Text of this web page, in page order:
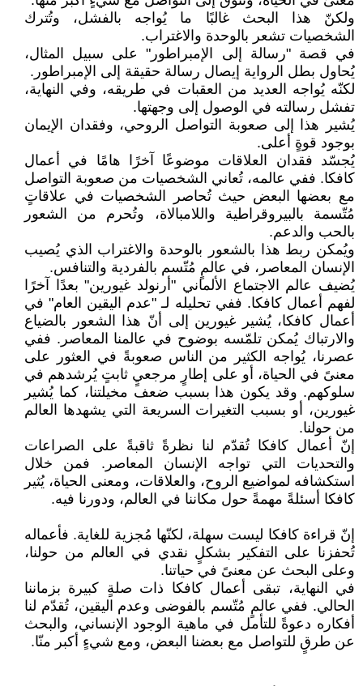
ولكنّ هذا البحث غالبًا ما يُواجه بالفشل، وتُترك
الشخصيات تشعر بالوحدة والاغتراب.
في قصة "رسالة إلى الإمبراطور" على سبيل المثال،
يُحاول بطل الرواية إيصال رسالة حقيقة إلى الإمبراطور.
لكنّه يُواجه العديد من العقبات في طريقه، وفي النهاية،
تفشل رسالته في الوصول إلى وجهتها.
يُشير هذا إلى صعوبة التواصل الروحي، وفقدان الإيمان
بوجود قوةٍ أعلى.
يُجسّد فقدان العلاقات موضوعًا آخرًا هامًا في أعمال
كافكا. ففي عالمه، تُعاني الشخصيات من صعوبة التواصل
مع بعضها البعض حيث تُحاصر الشخصيات في علاقاتٍ
مُتّسمة بالبيروقراطية واللامبالاة، وتُحرم من الشعور
بالحب والدعم.
ويُمكن ربط هذا بالشعور بالوحدة والاغتراب الذي يُصيب
الإنسان المعاصر، في عالمٍ مُتّسم بالفردية والتنافس.
يُضيف عالم الاجتماع الألماني "أرنولد غيورين" بعدًا آخرًا
لفهم أعمال كافكا. ففي تحليله لـ "عدم اليقين العام" في
أعمال كافكا، يُشير غيورين إلى أنّ هذا الشعور بالضياع
والارتباك يُمكن تلمّسه بوضوح في عالمنا المعاصر. ففي
عصرنا، يُواجه الكثير من الناس صعوبةً في العثور على
معنىً في الحياة، أو على إطارٍ مرجعيٍ ثابتٍ يُرشدهم في
سلوكهم. وقد يكون هذا بسبب ضعف مخيلتنا، كما يُشير
غيورين، أو بسبب التغيرات السريعة التي يشهدها العالم
من حولنا.
إنّ أعمال كافكا تُقدّم لنا نظرةً ثاقبةً على الصراعات
والتحديات التي تواجه الإنسان المعاصر. فمن خلال
استكشافه لمواضيع الروح، والعلاقات، ومعنى الحياة، يُثير
كافكا أسئلةً مهمةً حول مكاننا في العالم، ودورنا فيه.
إنّ قراءة كافكا ليست سهلة، لكنّها مُجزية للغاية. فأعماله
تُحفزنا على التفكير بشكلٍ نقدي في العالم من حولنا،
وعلى البحث عن معنىً في حياتنا.
في النهاية، تبقى أعمال كافكا ذات صلةٍ كبيرة بزماننا
الحالي. ففي عالمٍ مُتّسم بالفوضى وعدم اليقين، تُقدّم لنا
أفكاره دعوةً للتأمل في ماهية الوجود الإنساني، والبحث
عن طرقٍ للتواصل مع بعضنا البعض، ومع شيءٍ أكبر منّا.